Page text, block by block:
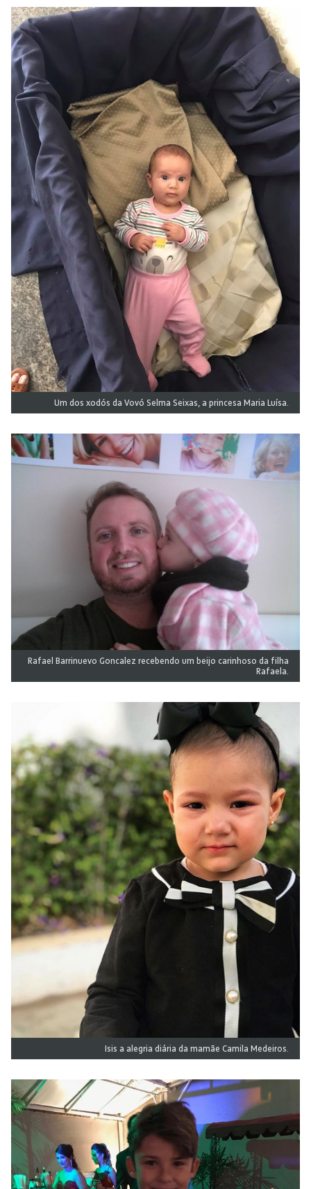
Um dos xodós da Vovó Selma Seixas, a princesa Maria Luísa.
Rafael Barrinuevo Goncalez recebendo um beijo carinhoso da filha
Rafaela.
Isis a alegria diária da mamãe Camila Medeiros.